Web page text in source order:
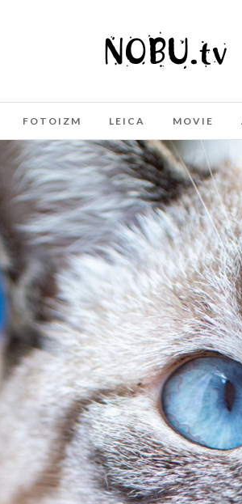
FOTOIZM LEICA MOVIE